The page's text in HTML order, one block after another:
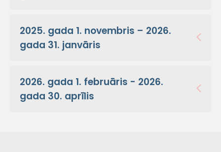
2025. gada 1. novembris – 2026.
gada 31. janvāris
2026. gada 1. februāris - 2026.
gada 30. aprīlis